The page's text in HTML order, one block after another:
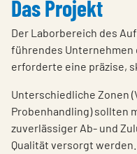
Das Projekt
Der Laborbereich des
führendes
erforderte eine präzise,
Unterschiedliche Zonen
Probenhandling) sollten
zuverlässiger Ab- und
Qualität versorgt